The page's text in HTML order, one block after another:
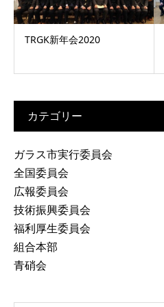
TRGK新年会2020
カテゴリー
ガラス市実行委員会
全国委員会
広報委員会
技術振興委員会
福利厚生委員会
組合本部
青硝会